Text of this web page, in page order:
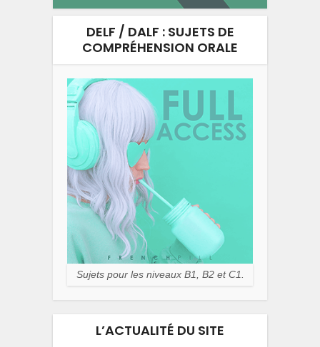
DELF / DALF : SUJETS DE
COMPRÉHENSION ORALE
Sujets pour les niveaux B1, B2 et C1.
L’ACTUALITÉ DU SITE